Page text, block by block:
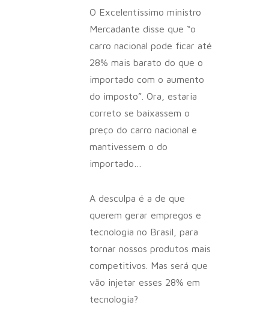
O Excelentíssimo ministro
Mercadante disse que “o
carro nacional pode ficar até
28% mais barato do que o
importado com o aumento
do imposto”. Ora, estaria
correto se baixassem o
preço do carro nacional e
mantivessem o do
importado…
A desculpa é a de que
querem gerar empregos e
tecnologia no Brasil, para
tornar nossos produtos mais
competitivos. Mas será que
vão injetar esses 28% em
tecnologia?